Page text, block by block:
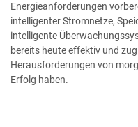
Energieanforderungen
intelligenter Stromnetze,
intelligente
bereits heute effektiv und
Herausforderungen von
Erfolg haben.